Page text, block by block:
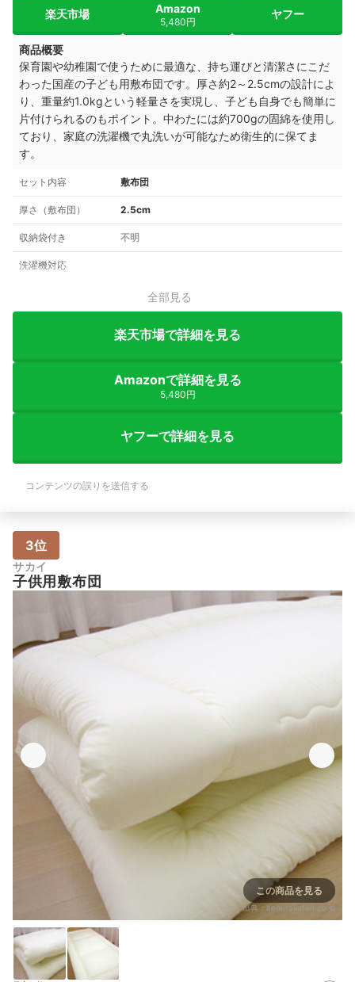
楽天市場 Amazon
5,480円
ヤフー
商品概要
保育園や幼稚園で使うために最適な、持ち運びと清潔さにこだ
わった国産の子ども用敷布団です。厚さ約2～2.5cmの設計によ
り、重量約1.0kgという軽量さを実現し、子ども自身でも簡単に
片付けられるのもポイント。中わたには約700gの固綿を使用し
ており、家庭の洗濯機で丸洗いが可能なため衛生的に保てま
す。
セット内容 敷布団
厚さ（敷布団） 2.5cm
収納袋付き 不明
洗濯機対応
全部見る
楽天市場で詳細を見る
Amazonで詳細を見る
5,480円
ヤフーで詳細を見る
コンテンツの誤りを送信する
3位
サカイ
子供用敷布団
この商品を見る
出典： item.rakuten.co.jp